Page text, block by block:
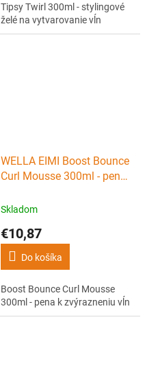
Tipsy Twirl 300ml - stylingové
želé na vytvarovanie vĺn
WELLA EIMI Boost Bounce
Curl Mousse 300ml - pena
Skladom
€10,87
Do košíka
Boost Bounce Curl Mousse
300ml - pena k zvýrazneniu vĺn